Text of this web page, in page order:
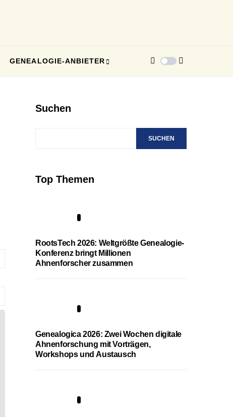
GENEALOGIE-ANBIETER
Suchen
SUCHEN
Top Themen
RootsTech 2026: Weltgrößte Genealogie-
Konferenz bringt Millionen
Ahnenforscher zusammen
Genealogica 2026: Zwei Wochen digitale
Ahnenforschung mit Vorträgen,
Workshops und Austausch